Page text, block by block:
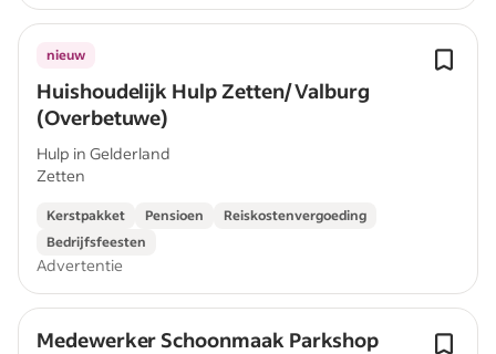
Huishoudelijk Hulp Zetten/ Valburg
(Overbetuwe)
nieuw
Hulp in Gelderland
Zetten
Kerstpakket Pensioen
Reiskostenvergoeding
Bedrijfsfeesten
Advertentie
Medewerker Schoonmaak Parkshop